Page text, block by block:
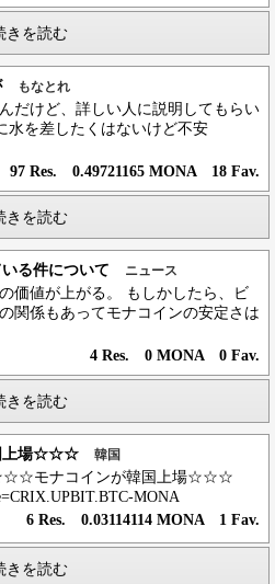
きを読む
もなとれ
だけど、詳しい人に説明してもらい
水を差したくはないけど不安
97 Res. 0.49721165 MONA 18 Fav.
きを読む
いる件について ニュース
価値が上がる。 もしかしたら、ビ
関係もあってモナコインの安定さは
4 Res. 0 MONA 0 Fav.
きを読む
上場☆☆☆ 韓国
モナコインが韓国上場☆☆☆
MONA
6 Res. 0.03114114 MONA 1 Fav.
きを読む